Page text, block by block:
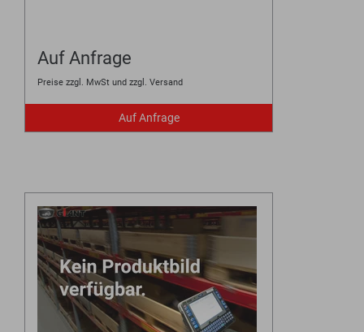
Auf Anfrage
Preise zzgl. MwSt und zzgl. Versand
Auf Anfrage